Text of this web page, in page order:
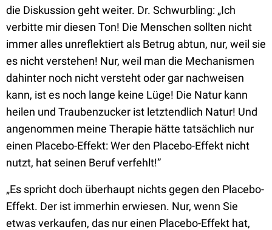
die Diskussion geht weiter. Dr. Schwurbling: „Ich
verbitte mir diesen Ton! Die Menschen sollten nicht
immer alles unreflektiert als Betrug abtun, nur, weil sie
es nicht verstehen! Nur, weil man die Mechanismen
dahinter noch nicht versteht oder gar nachweisen
kann, ist es noch lange keine Lüge! Die Natur kann
heilen und Traubenzucker ist letztendlich Natur! Und
angenommen meine Therapie hätte tatsächlich nur
einen Placebo-Effekt: Wer den Placebo-Effekt nicht
nutzt, hat seinen Beruf verfehlt!”
„Es spricht doch überhaupt nichts gegen den Placebo-
Effekt. Der ist immerhin erwiesen. Nur, wenn Sie
etwas verkaufen, das nur einen Placebo-Effekt hat,